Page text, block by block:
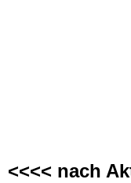
<<<< nach